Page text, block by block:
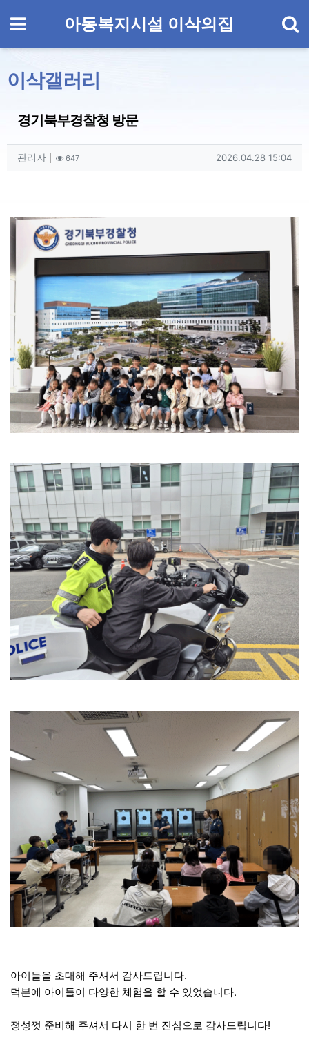
메뉴 아동복지시설 이삭의집
이삭갤러리
경기북부경찰청 방문
작성자 정보
관리자 작성647조회 작성일
2026.04.28 15:04
본문
아이들을 초대해 주셔서 감사드립니다.
덕분에 아이들이 다양한 체험을 할 수 있었습니다.
정성껏 준비해 주셔서 다시 한 번 진심으로 감사드립니다!